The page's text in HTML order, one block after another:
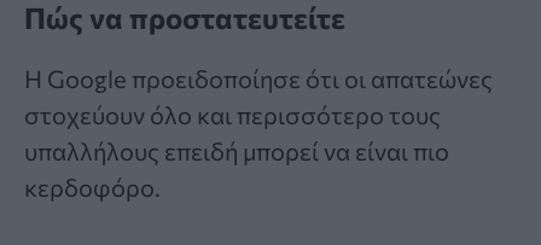
Πώς να προστατευτείτε
Η Google προειδοποίησε ότι οι απατεώνες
στοχεύουν όλο και περισσότερο τους
υπαλλήλους επειδή μπορεί να είναι πιο
κερδοφόρο.